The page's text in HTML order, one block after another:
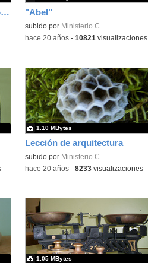
Pingüino barbijo. El pingüino de MAX 4.0 "Abel"
subido por Ministerio C.
-hace 20 años- 10821 visualizaciones
Lección de arquitectura
subido por Ministerio C.
1.10 MBytes
-hace 20 años- 8233visualizaciones
1.05 MBytes